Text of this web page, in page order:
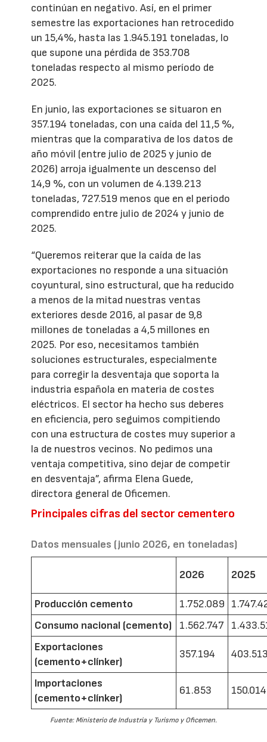
continúan en negativo. Así, en el primer
semestre las exportaciones han retrocedido
un 15,4%, hasta las 1.945.191 toneladas, lo
que supone una pérdida de 353.708
toneladas respecto al mismo período de
2025.
En junio, las exportaciones se situaron en
357.194 toneladas, con una caída del 11,5 %,
mientras que la comparativa de los datos de
año móvil (entre julio de 2025 y junio de
2026) arroja igualmente un descenso del
14,9 %, con un volumen de 4.139.213
toneladas, 727.519 menos que en el periodo
comprendido entre julio de 2024 y junio de
2025.
“Queremos reiterar que la caída de las
exportaciones no responde a una situación
coyuntural, sino estructural, que ha reducido
a menos de la mitad nuestras ventas
exteriores desde 2016, al pasar de 9,8
millones de toneladas a 4,5 millones en
2025. Por eso, necesitamos también
soluciones estructurales, especialmente
para corregir la desventaja que soporta la
industria española en materia de costes
eléctricos. El sector ha hecho sus deberes
en eficiencia, pero seguimos compitiendo
con una estructura de costes muy superior a
la de nuestros vecinos. No pedimos una
ventaja competitiva, sino dejar de competir
en desventaja”, afirma Elena Guede,
directora general de Oficemen.
Principales cifras del sector cementero
Datos mensuales (junio 2026, en toneladas)
2026 2025
Producción cemento 1.752.089
Consumo nacional (cemento)
1.562.747
Exportaciones
(cemento+clínker)
357.194
Importaciones
(cemento+clínker)
61.853 150.014
Fuente: Ministerio de Industria y Turismo y Oficemen.